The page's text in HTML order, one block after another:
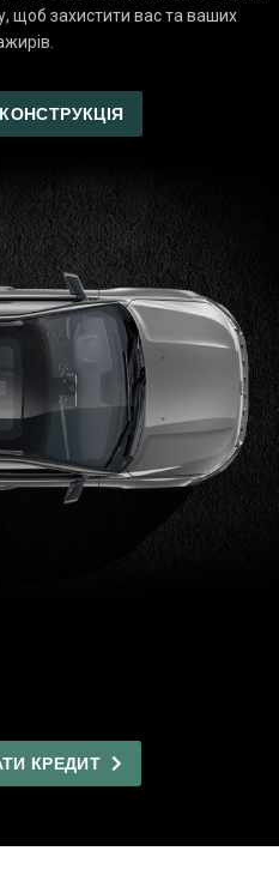
щоб захистити вас та ваших
КОНСТРУКЦІЯ
КРЕДИТ